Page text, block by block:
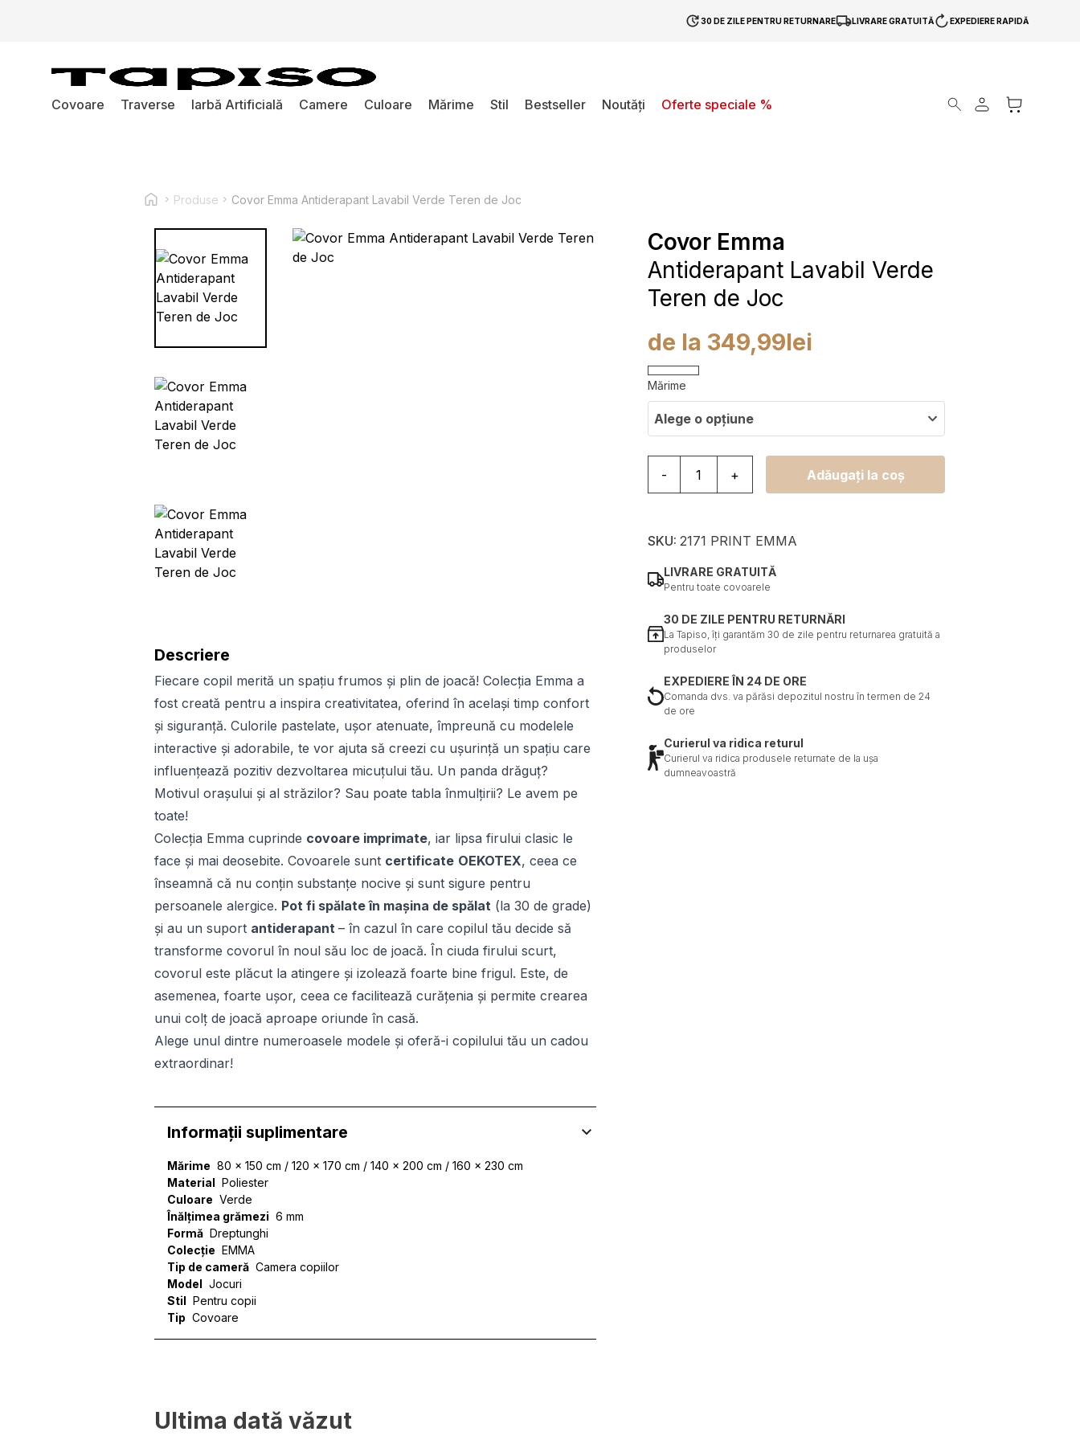
30 DE ZILE PENTRU RETURNARE LIVRARE GRATUITĂ EXPEDIERE RAPIDĂ
Covoare Traverse Iarbă Artificială Camere Culoare Mărime Stil Bestseller Noutăți Oferte speciale %
Products search
Produse Covor Emma Antiderapant Lavabil Verde Teren de Joc
Descriere
Fiecare copil merită un spațiu frumos și plin de joacă! Colecția Emma a
fost creată pentru a inspira creativitatea, oferind în același timp confort
și siguranță. Culorile pastelate, ușor atenuate, împreună cu modelele
interactive și adorabile, te vor ajuta să creezi cu ușurință un spațiu care
influențează pozitiv dezvoltarea micuțului tău. Un panda drăguț?
Motivul orașului și al străzilor? Sau poate tabla înmulțirii? Le avem pe
toate!
Colecția Emma cuprinde covoare imprimate, iar lipsa firului clasic le
face și mai deosebite. Covoarele sunt certificate OEKOTEX, ceea ce
înseamnă că nu conțin substanțe nocive și sunt sigure pentru
persoanele alergice. Pot fi spălate în mașina de spălat (la 30 de grade)
și au un suport antiderapant – în cazul în care copilul tău decide să
transforme covorul în noul său loc de joacă. În ciuda firului scurt,
covorul este plăcut la atingere și izolează foarte bine frigul. Este, de
asemenea, foarte ușor, ceea ce facilitează curățenia și permite crearea
unui colț de joacă aproape oriunde în casă.
Alege unul dintre numeroasele modele și oferă-i copilului tău un cadou
extraordinar!
Covor Emma
Antiderapant Lavabil Verde
Teren de Joc
de la 349,99lei
Mărime
Alege o opțiune
- + Adăugați la coș
SKU: 2171 PRINT EMMA
LIVRARE GRATUITĂ
Pentru toate covoarele
30 DE ZILE PENTRU RETURNĂRI
La Tapiso, îți garantăm 30 de zile pentru returnarea gratuită a
produselor
EXPEDIERE ÎN 24 DE ORE
Comanda dvs. va părăsi depozitul nostru în termen de 24
de ore
Curierul va ridica returul
Curierul va ridica produsele returnate de la ușa
dumneavoastră
Informații suplimentare
Mărime 80 x 150 cm / 120 x 170 cm / 140 x 200 cm / 160 x 230 cm
Material Poliester
Culoare Verde
Înălțimea grămezi 6 mm
Formă Dreptunghi
Colecție EMMA
Tip de cameră Camera copiilor
Model Jocuri
Stil Pentru copii
Tip Covoare
Ultima dată văzut
Folosim cookie-uri pentru a personaliza conținutul și reclamele, pentru a oferi funcții sociale și pentru a analiza traficul pe
Necesare